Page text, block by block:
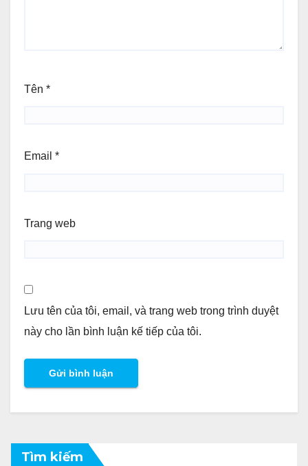
Tên *
Email *
Trang web
Lưu tên của tôi, email, và trang web trong trình duyệt
này cho lần bình luận kế tiếp của tôi.
Tìm kiếm